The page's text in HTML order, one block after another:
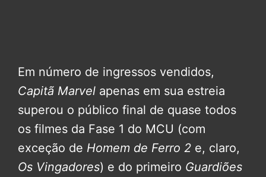
Em número de ingressos vendidos,
Capitã Marvel apenas em sua estreia
superou o público final de quase todos
os filmes da Fase 1 do MCU (com
exceção de Homem de Ferro 2 e, claro,
Os Vingadores) e do primeiro Guardiões